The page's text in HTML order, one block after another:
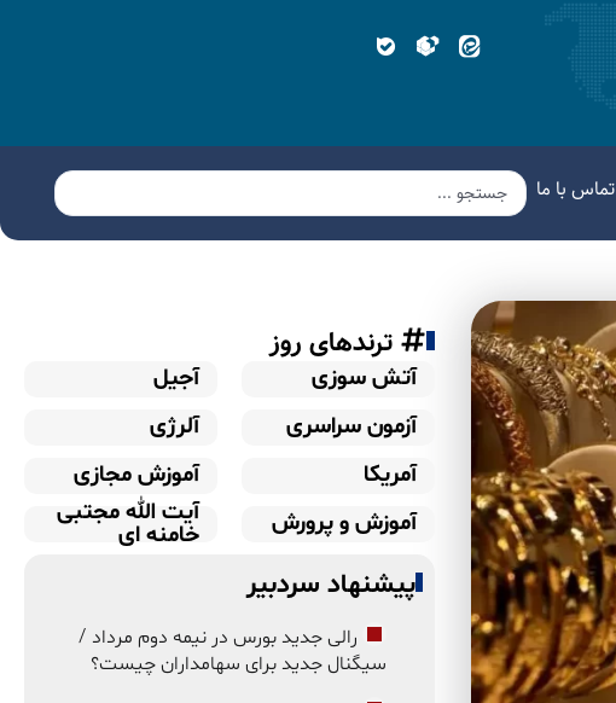
تماس با ما
ترندهای روز
آتش سوزی
آجیل
آزمون سراسری
آلرژی
آمریکا
آموزش مجازی
آموزش و پرورش
آیت الله مجتبی
خامنه ای
پیشنهاد سردبیر
رالی جدید بورس در نیمه دوم مرداد /
سیگنال جدید برای سهامداران چیست؟